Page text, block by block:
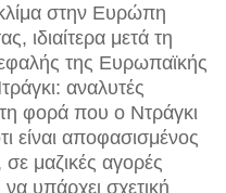
στην Ευρώπη
ιδιαίτερα μετά τη
της Ευρωπαϊκής
αναλυτές
φορά που ο Ντράγκι
είναι αποφασισμένος
μαζικές αγορές
υπάρχει σχετική